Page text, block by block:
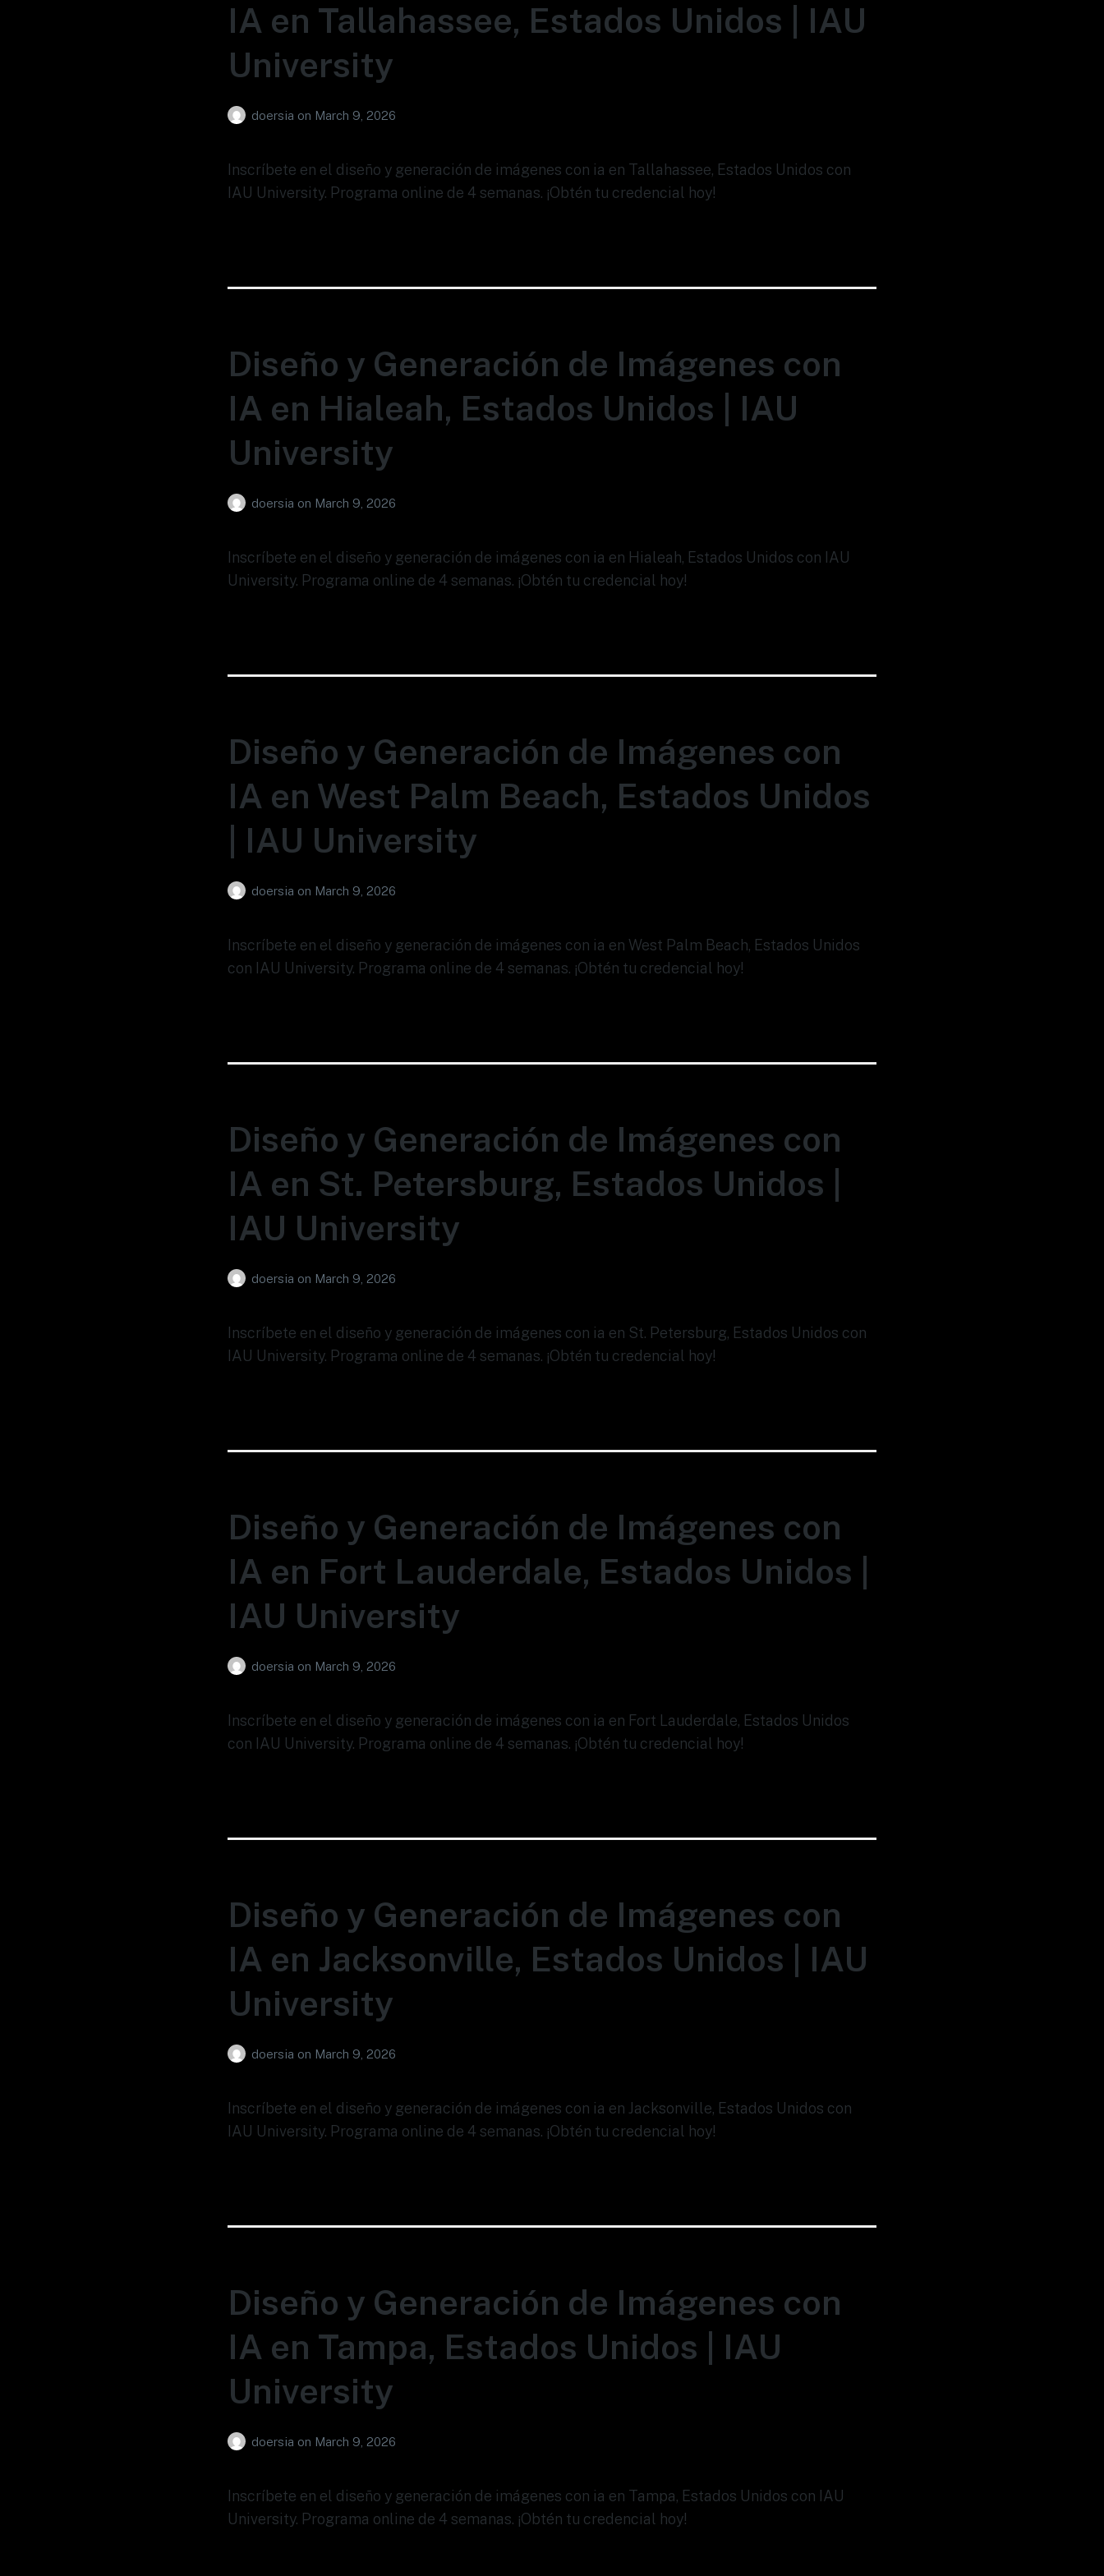
IA en Tallahassee, Estados Unidos | IAU
University
doersia on March 9, 2026
Inscríbete en el diseño y generación de imágenes con ia en Tallahassee, Estados Unidos con
IAU University. Programa online de 4 semanas. ¡Obtén tu credencial hoy!
Diseño y Generación de Imágenes con
IA en Hialeah, Estados Unidos | IAU
University
doersia on March 9, 2026
Inscríbete en el diseño y generación de imágenes con ia en Hialeah, Estados Unidos con IAU
University. Programa online de 4 semanas. ¡Obtén tu credencial hoy!
Diseño y Generación de Imágenes con
IA en West Palm Beach, Estados Unidos
| IAU University
doersia on March 9, 2026
Inscríbete en el diseño y generación de imágenes con ia en West Palm Beach, Estados Unidos
con IAU University. Programa online de 4 semanas. ¡Obtén tu credencial hoy!
Diseño y Generación de Imágenes con
IA en St. Petersburg, Estados Unidos |
IAU University
doersia on March 9, 2026
Inscríbete en el diseño y generación de imágenes con ia en St. Petersburg, Estados Unidos con
IAU University. Programa online de 4 semanas. ¡Obtén tu credencial hoy!
Diseño y Generación de Imágenes con
IA en Fort Lauderdale, Estados Unidos |
IAU University
doersia on March 9, 2026
Inscríbete en el diseño y generación de imágenes con ia en Fort Lauderdale, Estados Unidos
con IAU University. Programa online de 4 semanas. ¡Obtén tu credencial hoy!
Diseño y Generación de Imágenes con
IA en Jacksonville, Estados Unidos | IAU
University
doersia on March 9, 2026
Inscríbete en el diseño y generación de imágenes con ia en Jacksonville, Estados Unidos con
IAU University. Programa online de 4 semanas. ¡Obtén tu credencial hoy!
Diseño y Generación de Imágenes con
IA en Tampa, Estados Unidos | IAU
University
doersia on March 9, 2026
Inscríbete en el diseño y generación de imágenes con ia en Tampa, Estados Unidos con IAU
University. Programa online de 4 semanas. ¡Obtén tu credencial hoy!